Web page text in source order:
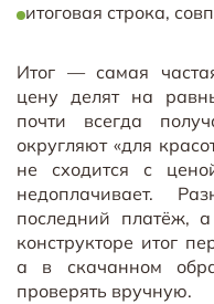
итоговая строка,
Итог — самая
цену делят на
почти всегда
округляют «для
не сходится с
недоплачивает.
последний платёж,
конструкторе итог
а в скачанном
проверять вручную.